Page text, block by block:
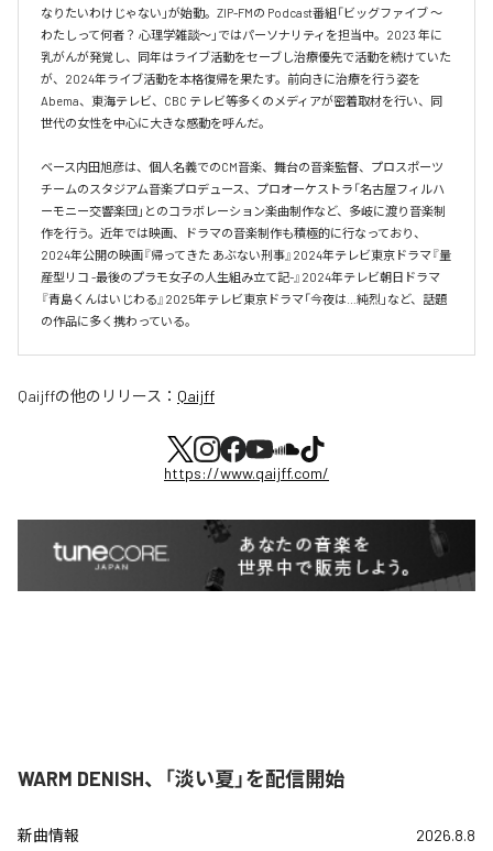
なりたいわけじゃない」が始動。ZIP-FMの Podcast番組「ビッグファイブ 〜
わたしって何者？ 心理学雑談〜」ではパーソナリティを担当中。2023 年に
乳がんが発覚し、同年はライブ活動をセーブし治療優先で活動を続けていた
が、2024年ライブ活動を本格復帰を果たす。前向きに治療を行う姿を
Abema、東海テレビ、CBC テレビ等多くのメディアが密着取材を行い、同
世代の女性を中心に大きな感動を呼んだ。
ベース内田旭彦は、個人名義でのCM音楽、舞台の音楽監督、プロスポーツ
チームのスタジアム音楽プロデュース、プロオーケストラ「名古屋フィルハ
ーモニー交響楽団」とのコラボレーション楽曲制作など、多岐に渡り音楽制
作を行う。近年では映画、ドラマの音楽制作も積極的に行なっており、
2024年公開の映画『帰ってきた あぶない刑事』2024年テレビ東京ドラマ『量
産型リコ -最後のプラモ女子の人生組み立て記-』2024年テレビ朝日ドラマ
『青島くんはいじわる』2025年テレビ東京ドラマ「今夜は…純烈」など、話題
の作品に多く携わっている。
Qaijffの他のリリース： Qaijff
https://www.qaijff.com/
WARM DENISH、「淡い夏」を配信開始
新曲情報 2026.8.8